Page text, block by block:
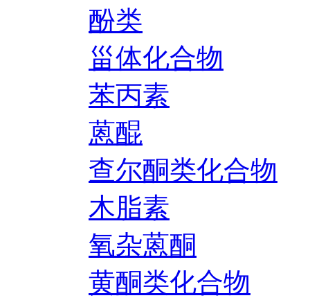
酚类
甾体化合物
苯丙素
蒽醌
查尔酮类化合物
木脂素
氧杂蒽酮
黄酮类化合物